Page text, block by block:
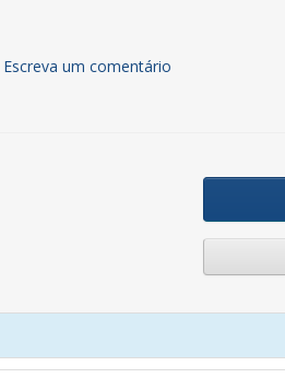
Escreva um comentário